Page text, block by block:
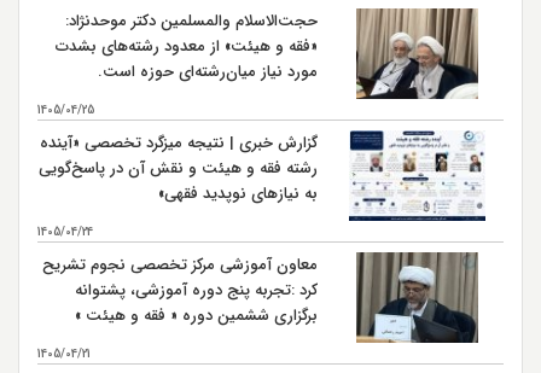
30
شهادت حضرت امام علي بن موسي الرضا (ع) سال 203 هـ
ق بنابر روایتی
حجت‌الاسلام والمسلمین دکتر موحدنژاد:
«فقه و هیئت» از معدود رشته‌های بشدت
مورد نیاز میان‌رشته‌ای حوزه است.
1405/04/25
گزارش خبری | نتیجه میزگرد تخصصی «آینده
رشته فقه و هیئت و نقش آن در پاسخ‌گویی
به نیازهای نوپدید فقهی»
1405/04/24
معاون آموزشی مرکز تخصصی نجوم تشریح
کرد :تجربه پنج دوره آموزشی، پشتوانه
برگزاری ششمین دوره « فقه و هیئت »
1405/04/21